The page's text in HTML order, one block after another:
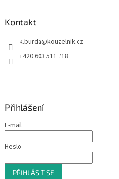
Kontakt
k.burda@kouzelnik.cz
+420 603 511 718
Přihlášení
E-mail
Heslo
PŘIHLÁSIT SE